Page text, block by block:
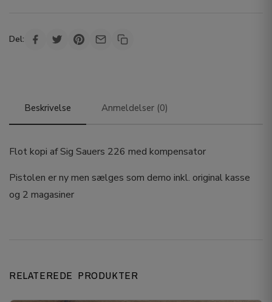
Del:
Beskrivelse Anmeldelser (0)
Flot kopi af Sig Sauers 226 med kompensator
Pistolen er ny men sælges som demo inkl. original kasse
og 2 magasiner
RELATEREDE PRODUKTER